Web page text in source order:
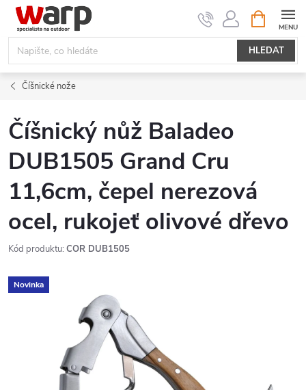
Přejít
obsah
HLEDAT
NÁKUPNÍ
KOŠÍK
Číšnické nože
Číšnický nůž Baladeo
DUB1505 Grand Cru
11,6cm, čepel nerezová
ocel, rukojeť olivové dřevo
Kód produktu: COR DUB1505
Novinka